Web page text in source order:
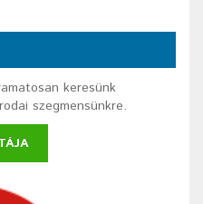
keresünk
szegmensünkre.